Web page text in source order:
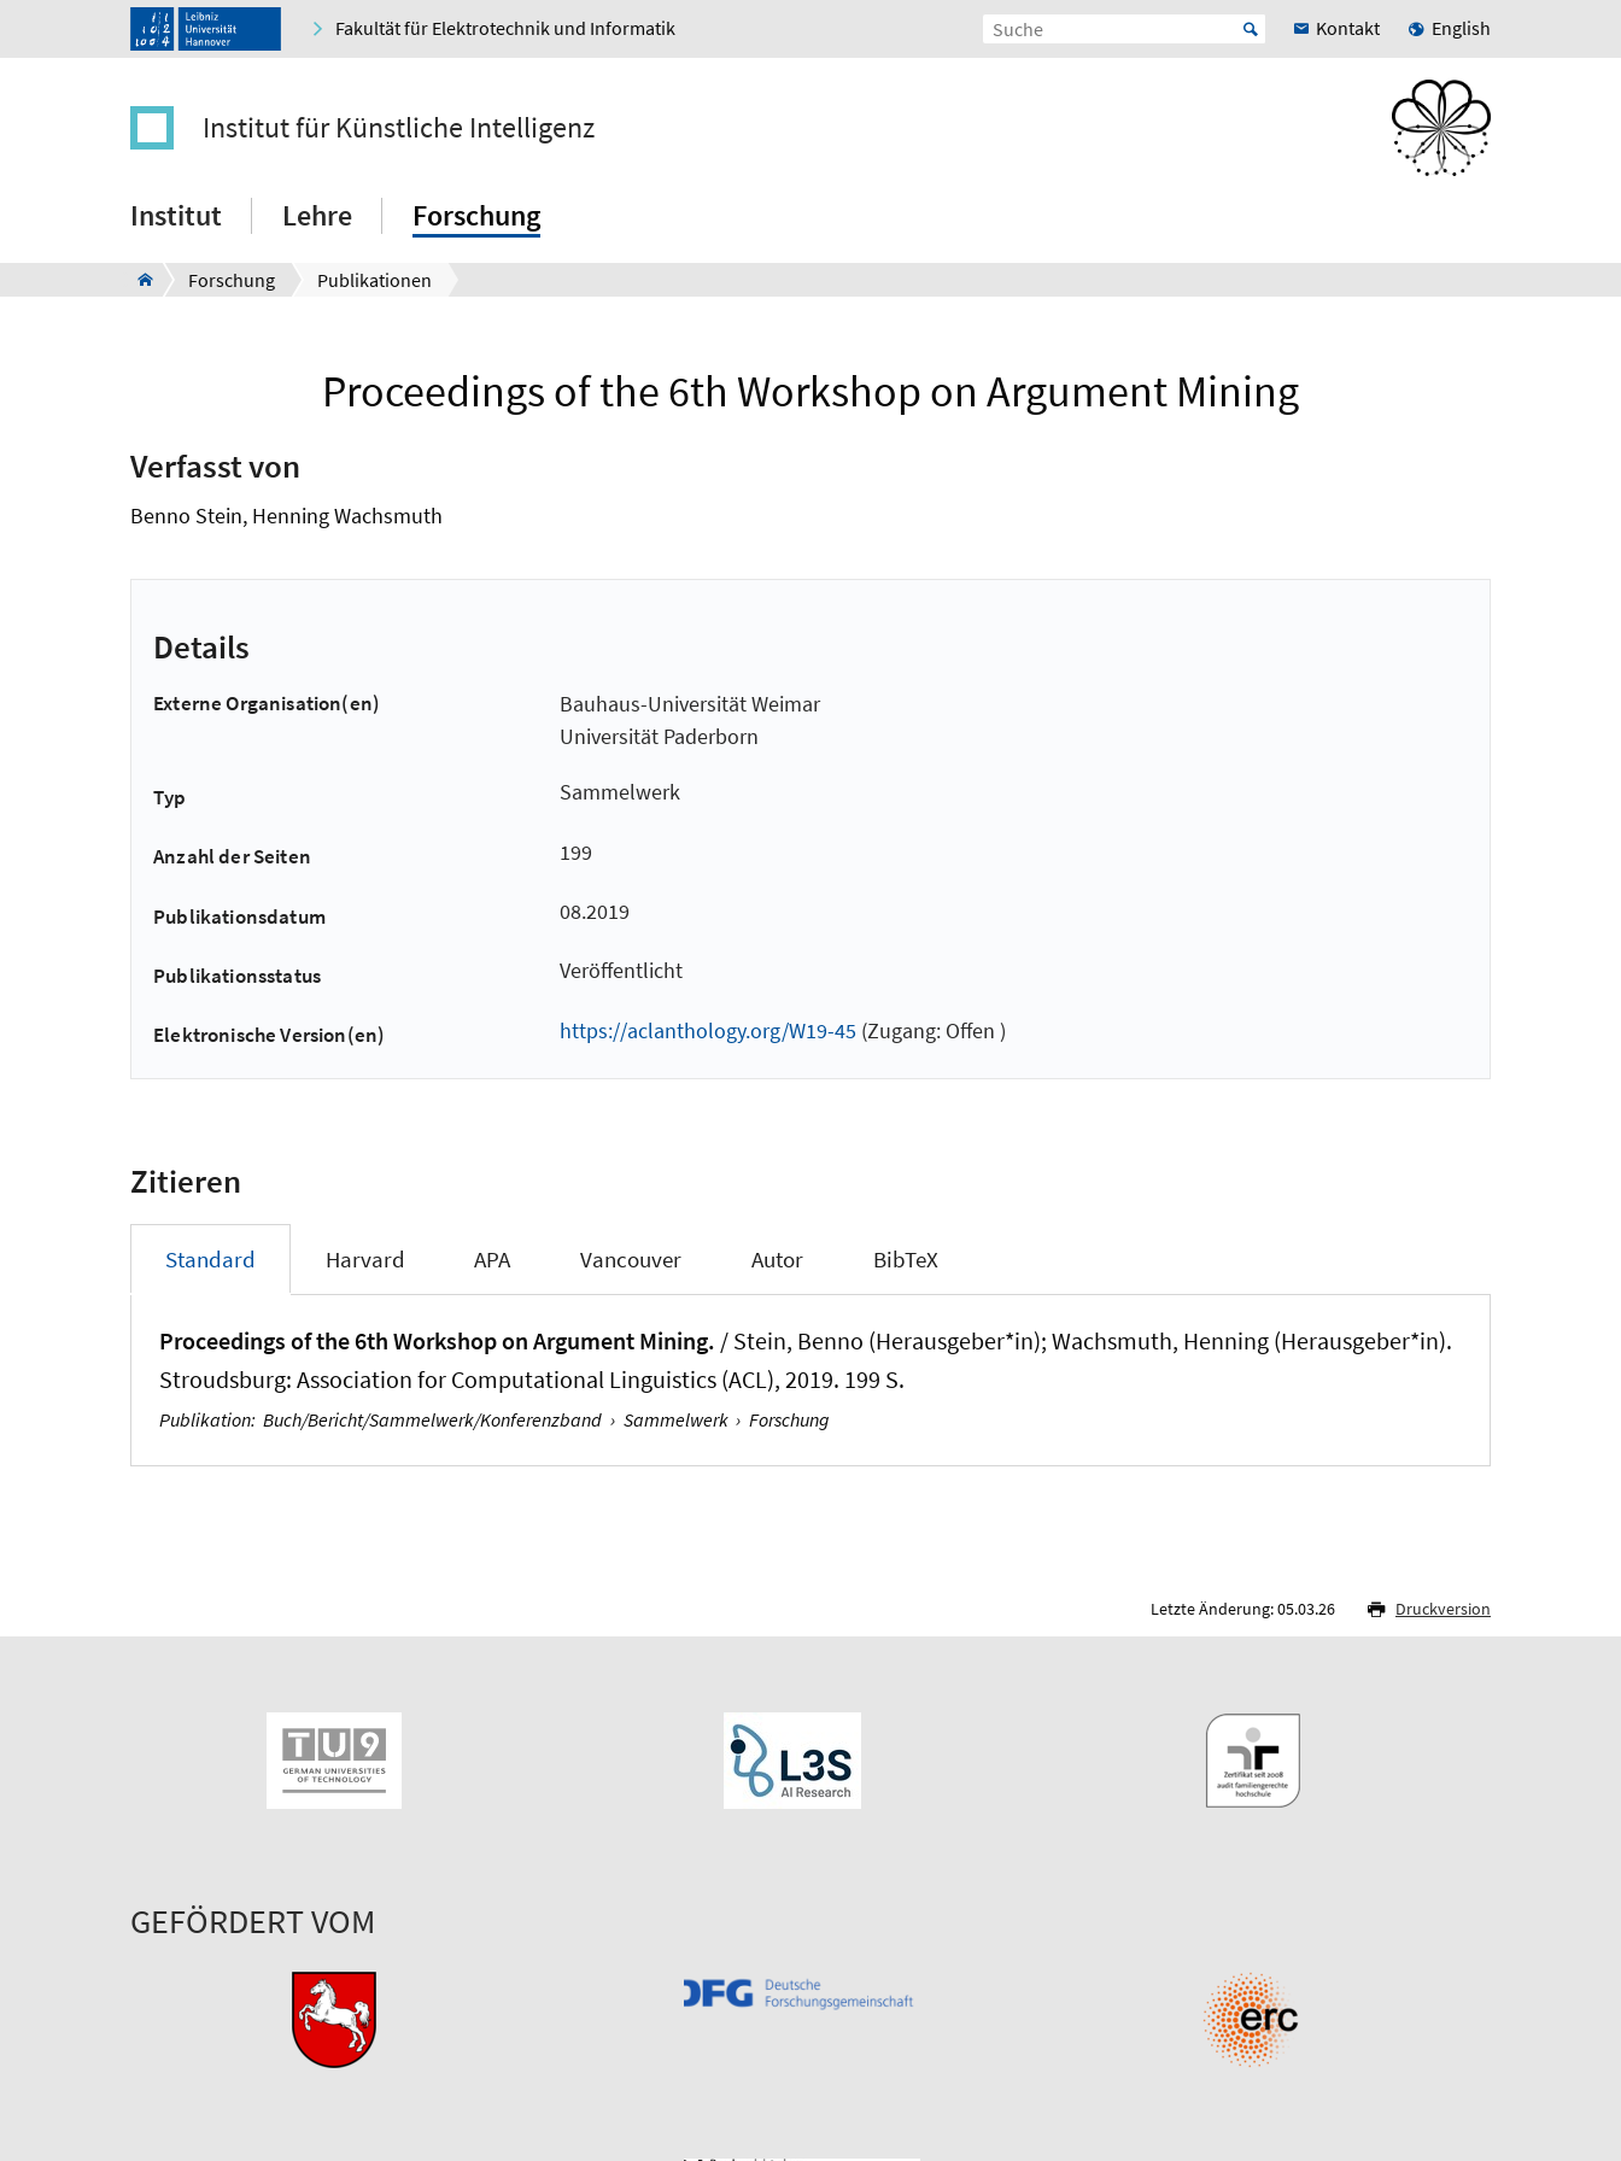
Fakultät für Elektrotechnik und Informatik Kontakt English
Institut für Künstliche Intelligenz
Institut Lehre Forschung
Forschung Publikationen
Proceedings of the 6th Workshop on Argument Mining
Verfasst von
Benno Stein, Henning Wachsmuth
Details
Externe Organisation(en)
Bauhaus-Universität Weimar
Universität Paderborn
Typ Sammelwerk
Anzahl der Seiten 199
Publikationsdatum 08.2019
Publikationsstatus Veröffentlicht
Elektronische Version(en) https://aclanthology.org/W19-45 (Zugang: Offen )
Zitieren
Standard Harvard APA Vancouver Autor BibTeX
Proceedings of the 6th Workshop on Argument Mining. / Stein, Benno (Herausgeber*in); Wachsmuth, Henning (Herausgeber*in).
Stroudsburg: Association for Computational Linguistics (ACL), 2019. 199 S.
Publikation: Buch/Bericht/Sammelwerk/Konferenzband › Sammelwerk › Forschung
Letzte Änderung: 05.03.26 Druckversion
GEFÖRDERT VOM